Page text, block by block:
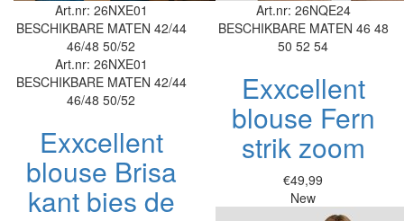
Art.nr: 26NXE01
BESCHIKBARE MATEN 42/44
46/48 50/52
Art.nr: 26NXE01
BESCHIKBARE MATEN 42/44
46/48 50/52
Exxcellent
blouse Brisa
kant bies de
Art.nr: 26NQE24
BESCHIKBARE MATEN 46 48
50 52 54
Exxcellent
blouse Fern
strik zoom
€49,99
New